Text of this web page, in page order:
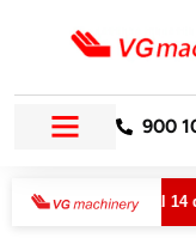
900
del 10 al 14